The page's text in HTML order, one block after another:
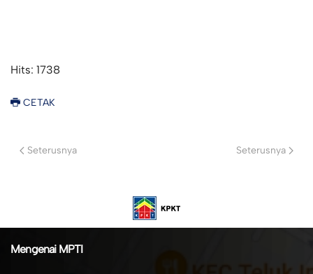
Hits: 1738
CETAK
Seterusnya Seterusnya
Mengenai MPTI